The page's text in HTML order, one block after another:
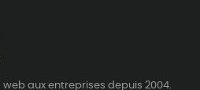
aux entreprises depuis 2004.